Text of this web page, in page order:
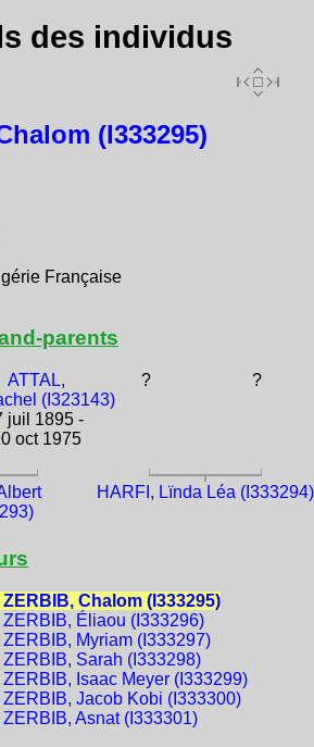
des individus
(I333295)
Française
parents
ATTAL,
(I323143)
juil 1895 -
oct 1975
? ?
HARFI, Lïnda Léa (I333294)
ZERBIB, Chalom (I333295)
ZERBIB, Éliaou (I333296)
ZERBIB, Myriam (I333297)
ZERBIB, Sarah (I333298)
ZERBIB, Isaac Meyer (I333299)
ZERBIB, Jacob Kobi (I333300)
ZERBIB, Asnat (I333301)